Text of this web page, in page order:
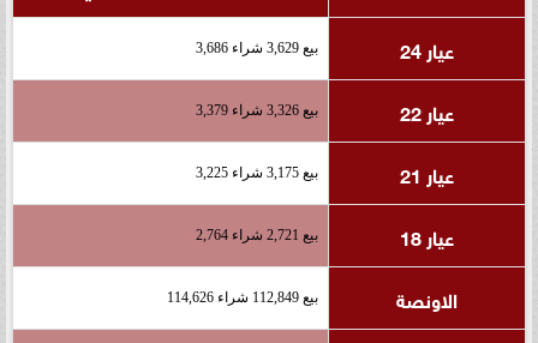
عيار 24
بيع 3,629 شراء 3,686
عيار 22 بيع 3,326 شراء 3,379
عيار 21 بيع 3,175 شراء 3,225
عيار 18 بيع 2,721 شراء 2,764
الاونصة بيع 112,849 شراء 114,626